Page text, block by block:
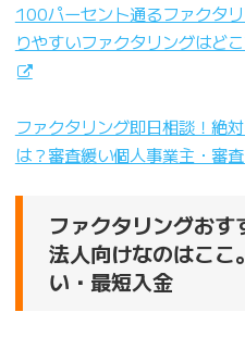
100パーセント通るファクタ
りやすいファクタリングはど
ファクタリング即日相談！絶
は？審査緩い個人事業主・審
ファクタリングおす
法人向けなのはここ
い・最短入金